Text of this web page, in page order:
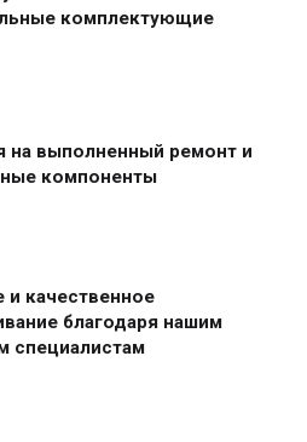
комплектующие
на выполненный ремонт и
компоненты
и качественное
благодаря нашим
специалистам